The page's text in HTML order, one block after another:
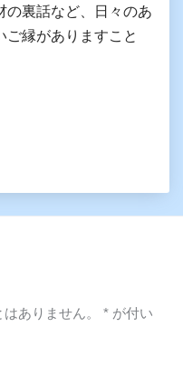
の裏話など、日々のあ
ご縁がありますこと
ありません。 *が付い